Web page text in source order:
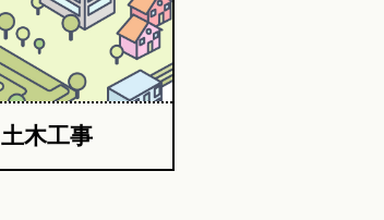
土木工事